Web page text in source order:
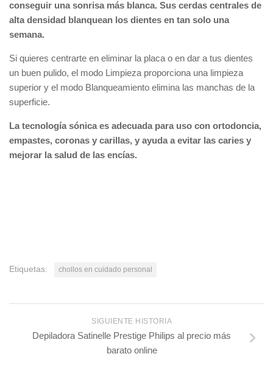
conseguir una sonrisa más blanca. Sus cerdas centrales de
alta densidad blanquean los dientes en tan solo una
semana.
Si quieres centrarte en eliminar la placa o en dar a tus dientes
un buen pulido, el modo Limpieza proporciona una limpieza
superior y el modo Blanqueamiento elimina las manchas de la
superficie.
La tecnología sónica es adecuada para uso con ortodoncia,
empastes, coronas y carillas, y ayuda a evitar las caries y
mejorar la salud de las encías.
Etiquetas: chollos en cuidado personal
SIGUIENTE HISTORIA
Depiladora Satinelle Prestige Philips al precio más
barato online